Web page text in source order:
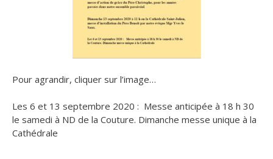
Pour agrandir, cliquer sur l’image…
Les 6 et 13 septembre 2020 : Messe anticipée à 18 h 30
le samedi à ND de la Couture. Dimanche messe unique à la
Cathédrale